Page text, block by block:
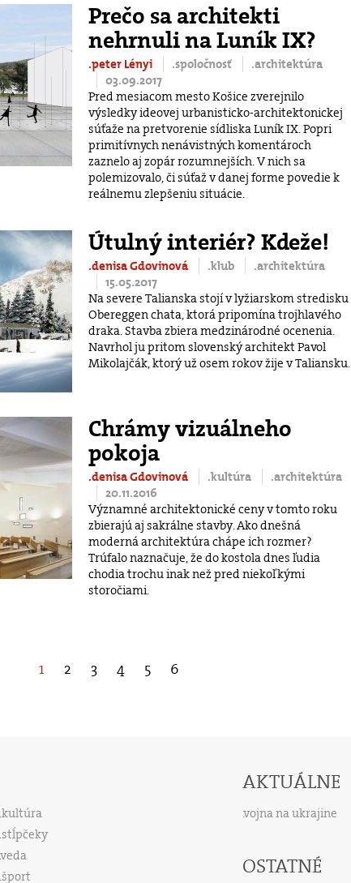
Prečo sa architekti
nehrnuli na Luník IX?
.peter Lényi .spoločnosť
.architektúra
03.09.2017
Pred mesiacom mesto Košice zverejnilo
výsledky ideovej urbanisticko-architektonickej
súťaže na pretvorenie sídliska Luník IX. Popri
primitívnych nenávistných komentároch
zaznelo aj zopár rozumnejších. V nich sa
polemizovalo, či súťaž v danej forme povedie k
reálnemu zlepšeniu situácie.
Útulný interiér? Kdeže!
.denisa Gdovinová .klub
.architektúra
15.05.2017
Na severe Talianska stojí v lyžiarskom stredisku
Obereggen chata, ktorá pripomína trojhlavého
draka. Stavba zbiera medzinárodné ocenenia.
Navrhol ju pritom slovenský architekt Pavol
Mikolajčák, ktorý už osem rokov žije v Taliansku.
Chrámy vizuálneho
pokoja
.denisa Gdovinová .kultúra
.architektúra
20.11.2016
Významné architektonické ceny v tomto roku
zbierajú aj sakrálne stavby. Ako dnešná
moderná architektúra chápe ich rozmer?
Trúfalo naznačuje, že do kostola dnes ľudia
chodia trochu inak než pred niekoľkými
storočiami.
1 2 3 4 5 6
kultúra
stĺpčeky
veda
šport
AKTUÁLNE
vojna na ukrajine
OSTATNÉ